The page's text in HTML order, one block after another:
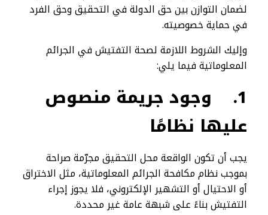
لضمان التوازن بين حق الدولة في التحقيق وحق الفرد
في حماية خصوصيته.
وإليك الشروط اللازمة لصحة التفتيش في الجرائم
المعلوماتية فيما يلي:
1.
وجود جريمة منصوص
عليها نظامًا
يجب أن تكون الواقعة محل التحقيق مجرّمة صراحة
بموجب نظام مكافحة الجرائم المعلوماتية، مثل الاختراق
أو الاحتيال أو التشهير الإلكتروني، فلا يجوز إجراء
التفتيش بناءً على شبهة عامة غير محددة.